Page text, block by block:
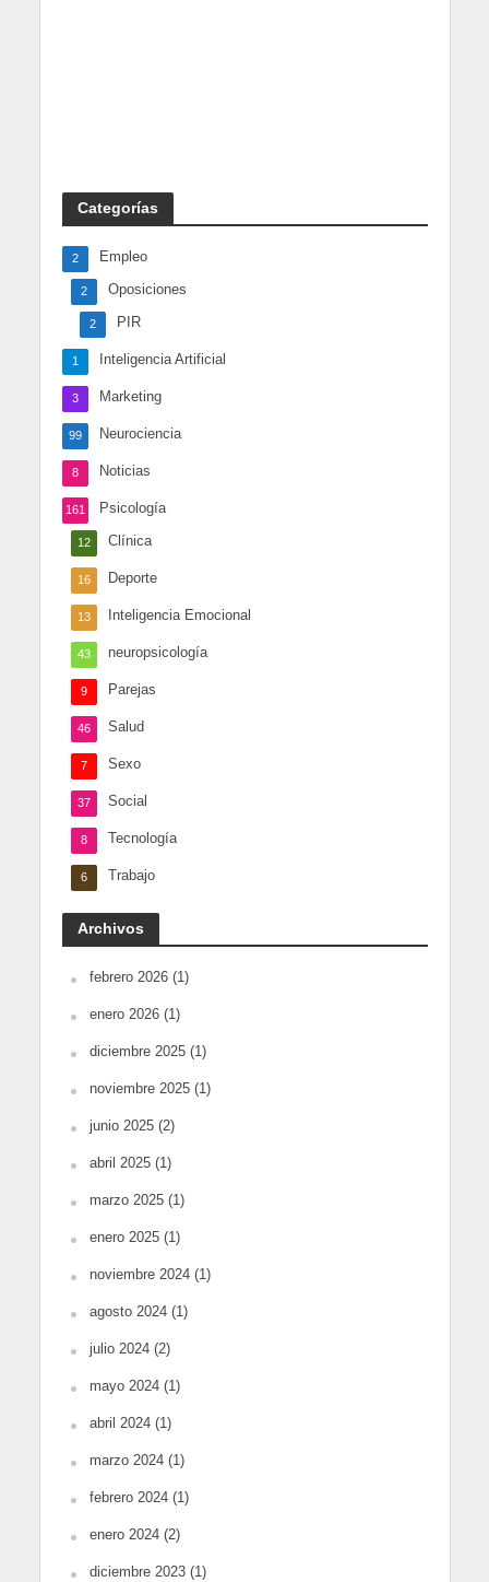
Categorías
Empleo
2
Oposiciones
2
PIR
2
Inteligencia Artificial
1
Marketing
3
Neurociencia
99
Noticias
8
Psicología
161
Clínica
12
Deporte
16
Inteligencia Emocional
13
neuropsicología
43
Parejas
9
Salud
46
Sexo
7
Social
37
Tecnología
8
Trabajo
6
Archivos
febrero 2026(1)
enero 2026(1)
diciembre 2025(1)
noviembre 2025(1)
junio 2025(2)
abril 2025(1)
marzo 2025(1)
enero 2025(1)
noviembre 2024(1)
agosto 2024(1)
julio 2024(2)
mayo 2024(1)
abril 2024(1)
marzo 2024(1)
febrero 2024(1)
enero 2024(2)
diciembre 2023(1)